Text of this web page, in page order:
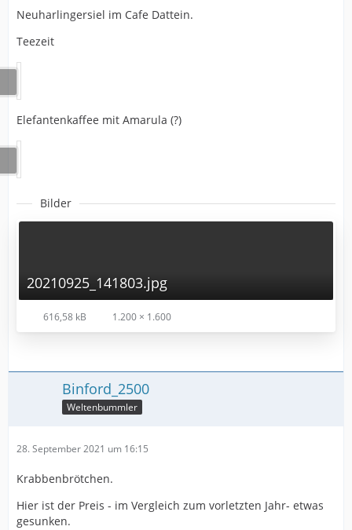
Neuharlingersiel im Cafe Dattein.
Teezeit
Elefantenkaffee mit Amarula (?)
Bilder
20210925_141803.jpg
616,58 kB 1.200 × 1.600
Binford_2500
Weltenbummler
28. September 2021 um 16:15
Krabbenbrötchen.
Hier ist der Preis - im Vergleich zum vorletzten Jahr- etwas
gesunken.